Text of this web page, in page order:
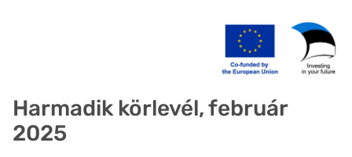
Harmadik körlevél, február
2025